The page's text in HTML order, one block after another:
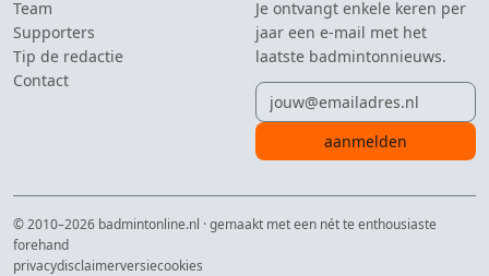
Team
Supporters
Tip de redactie
Contact
Je ontvangt enkele keren per
jaar een e-mail met het
laatste badmintonnieuws.
E-mailadres
aanmelden
© 2010–2026 badmintonline.nl · gemaakt met een nét te enthousiaste
forehand
privacydisclaimerversiecookies